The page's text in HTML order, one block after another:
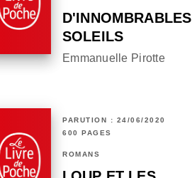
D'INNOMBRABLES
SOLEILS
Emmanuelle Pirotte
PARUTION : 24/06/2020
600 PAGES
ROMANS